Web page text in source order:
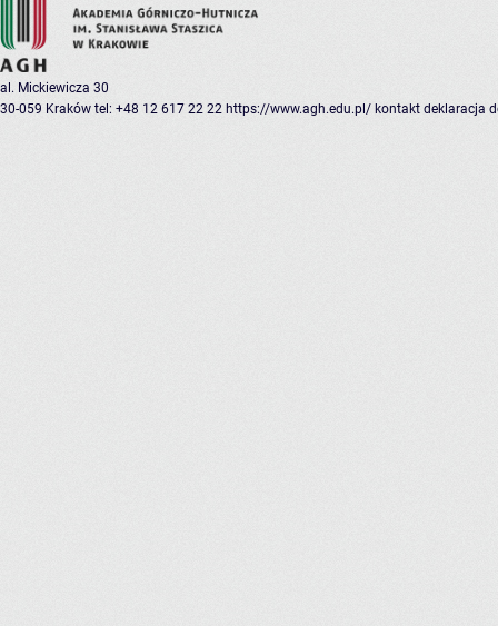
al. Mickiewicza 30
30-059 Kraków tel: +48 12 617 22 22 https://www.agh.edu.pl/ kontakt deklaracja